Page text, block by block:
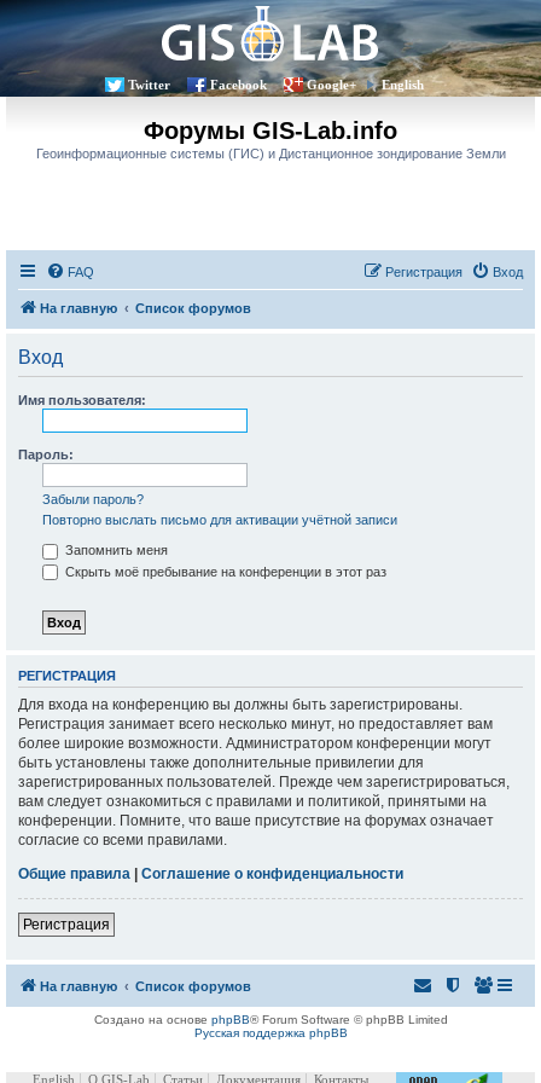
Twitter Facebook Google+ English
Форумы GIS-Lab.info
Геоинформационные системы (ГИС) и Дистанционное зондирование Земли
FAQ Вход
Регистрация
На главную Список форумов
Вход
Имя пользователя:
Пароль:
Забыли пароль?
Повторно выслать письмо для активации учётной записи
Запомнить меня
Скрыть моё пребывание на конференции в этот раз
РЕГИСТРАЦИЯ
Для входа на конференцию вы должны быть зарегистрированы.
Регистрация занимает всего несколько минут, но предоставляет вам
более широкие возможности. Администратором конференции могут
быть установлены также дополнительные привилегии для
зарегистрированных пользователей. Прежде чем зарегистрироваться,
вам следует ознакомиться с правилами и политикой, принятыми на
конференции. Помните, что ваше присутствие на форумах означает
согласие со всеми правилами.
Общие правила | Соглашение о конфиденциальности
Регистрация
На главную Список форумов
Создано на основе phpBB® Forum Software © phpBB Limited
Русская поддержка phpBB
English О GIS-Lab Статьи Документация Контакты